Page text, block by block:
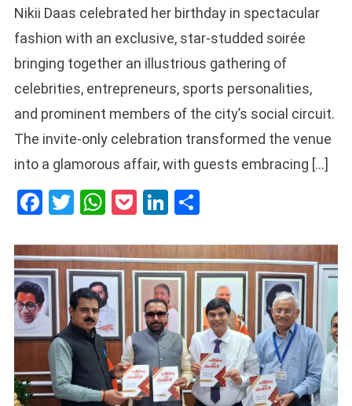
Nikii Daas celebrated her birthday in spectacular
fashion with an exclusive, star-studded soirée
bringing together an illustrious gathering of
celebrities, entrepreneurs, sports personalities,
and prominent members of the city’s social circuit.
The invite-only celebration transformed the venue
into a glamorous affair, with guests embracing […]
Facebook
Twitter
WhatsApp
PocketLinkedIn